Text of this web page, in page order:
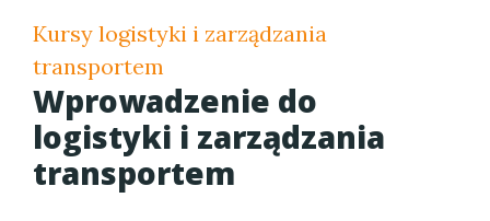
Kursy logistyki i zarządzania
transportem
Wprowadzenie do
logistyki i zarządzania
transportem